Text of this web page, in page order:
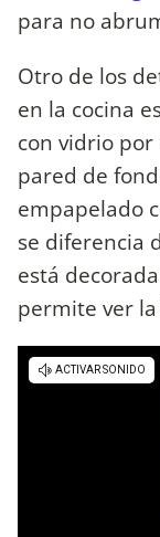
para no
Otro de los
en la cocina
con vidrio
pared de
empapelado
se diferencia
está
permite ver